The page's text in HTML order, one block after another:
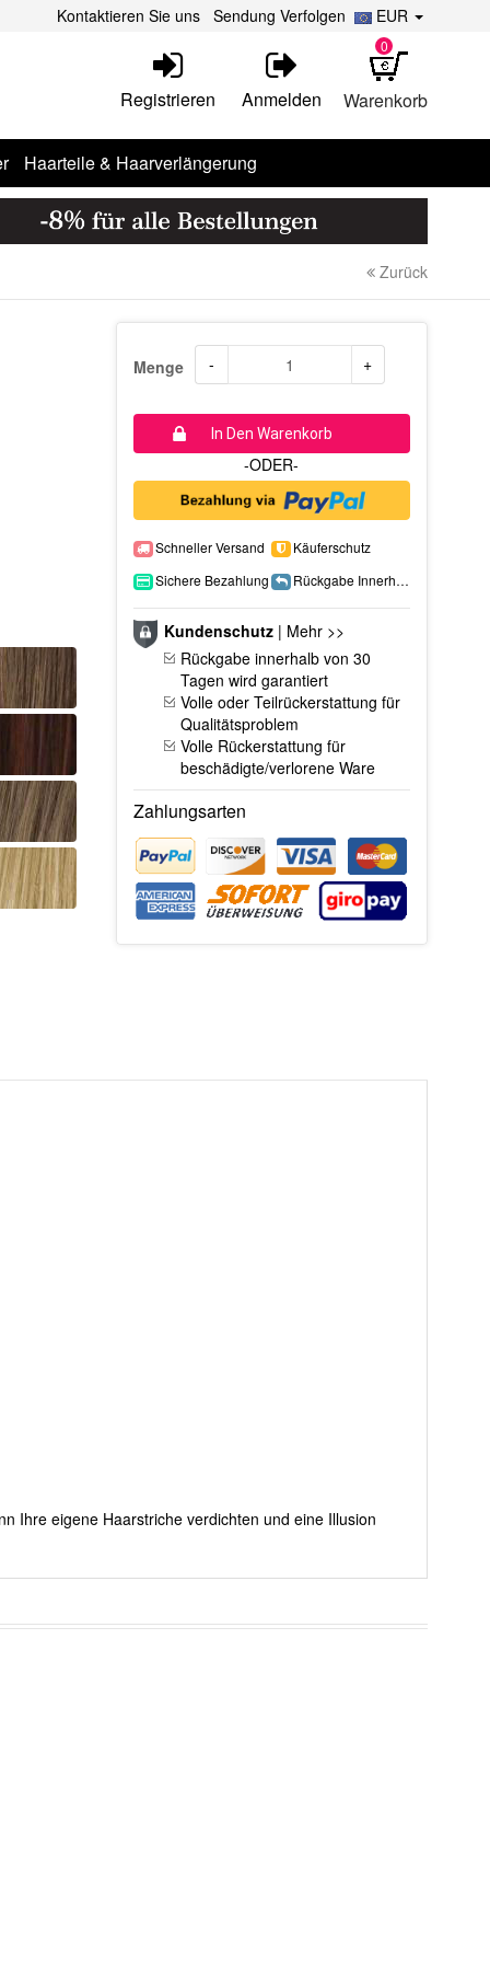
EUR
Kontaktieren Sie uns Sendung Verfolgen
Warenkorb
0
Registrieren Anmelden
Haarteile & Haarverlängerung
Zurück
Menge - +
In Den Warenkorb
-ODER-
Schneller Versand
Käuferschutz
Sichere Bezahlung
Rückgabe Innerhalb 15 Tage
Kundenschutz| Mehr >>
Rückgabe innerhalb von 30
Tagen wird garantiert
Volle oder Teilrückerstattung für
Qualitätsproblem
Volle Rückerstattung für
beschädigte/verlorene Ware
Zahlungsarten
Ihre eigene Haarstriche verdichten und eine Illusion